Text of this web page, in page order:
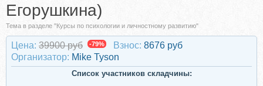
Егорушкина)
Тема в разделе "Курсы по психологии и личностному развитию"
Цена: 39900 руб -79% Взнос: 8676 руб
Организатор: Mike Tyson
Список участников складчины: